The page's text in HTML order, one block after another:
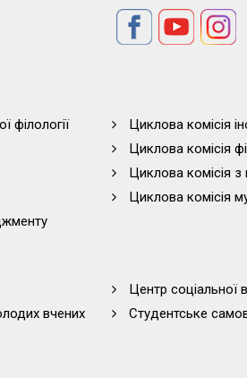
філології
Циклова комісія
Циклова комісія
Циклова комісія з
Циклова комісія
Центр соціальної
вчених
Студентське